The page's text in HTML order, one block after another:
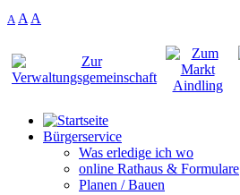
A A A
Bürgerservice
Was erledige ich wo
online Rathaus & Formulare
Planen / Bauen